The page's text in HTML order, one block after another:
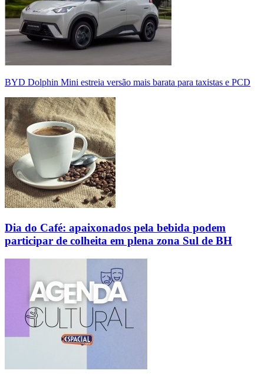
BYD Dolphin Mini estreia versão mais barata para taxistas e PCD
Dia do Café: apaixonados pela bebida podem
participar de colheita em plena zona Sul de BH